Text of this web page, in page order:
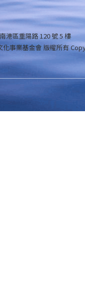
港區重陽路 120 號 5 樓
化事業基金會 版權所有